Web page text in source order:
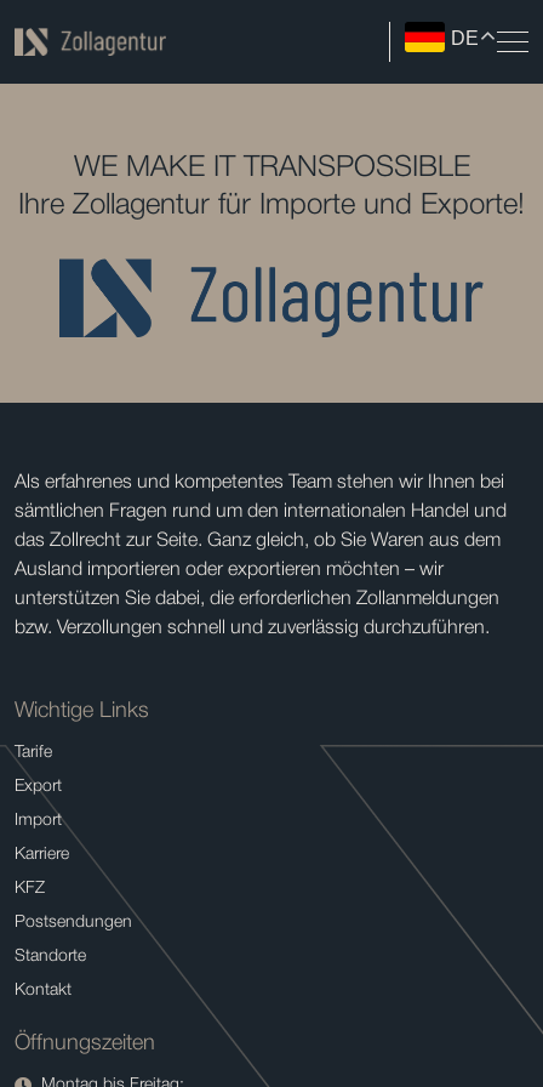
DE
WE MAKE IT TRANSPOSSIBLE
Ihre Zollagentur für Importe und Exporte!
Als erfahrenes und kompetentes Team stehen wir Ihnen bei
sämtlichen Fragen rund um den internationalen Handel und
das Zollrecht zur Seite. Ganz gleich, ob Sie Waren aus dem
Ausland importieren oder exportieren möchten – wir
unterstützen Sie dabei, die erforderlichen Zollanmeldungen
bzw. Verzollungen schnell und zuverlässig durchzuführen.
Wichtige Links
Tarife
Export
Import
Karriere
KFZ
Postsendungen
Standorte
Kontakt
Öffnungszeiten